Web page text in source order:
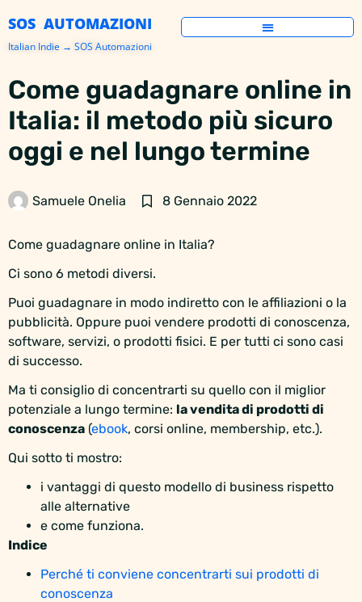
SOS AUTOMAZIONI
Italian Indie → SOS Automazioni
Come guadagnare online in
Italia: il metodo più sicuro
oggi e nel lungo termine
Samuele Onelia 8 Gennaio 2022
Come guadagnare online in Italia?
Ci sono 6 metodi diversi.
Puoi guadagnare in modo indiretto con le affiliazioni o la
pubblicità. Oppure puoi vendere prodotti di conoscenza,
software, servizi, o prodotti fisici. E per tutti ci sono casi
di successo.
Ma ti consiglio di concentrarti su quello con il miglior
potenziale a lungo termine: la vendita di prodotti di
conoscenza (ebook, corsi online, membership, etc.).
Qui sotto ti mostro:
i vantaggi di questo modello di business rispetto
alle alternative
e come funziona.
Indice
Perché ti conviene concentrarti sui prodotti di
conoscenza